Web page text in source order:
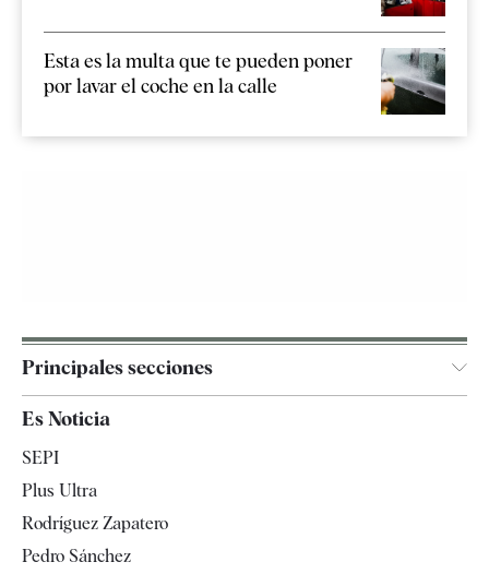
Esta es la multa que te pueden poner
por lavar el coche en la calle
Principales secciones
España
Televisión
Es Noticia
SEPI
Plus Ultra
Rodríguez Zapatero
Pedro Sánchez